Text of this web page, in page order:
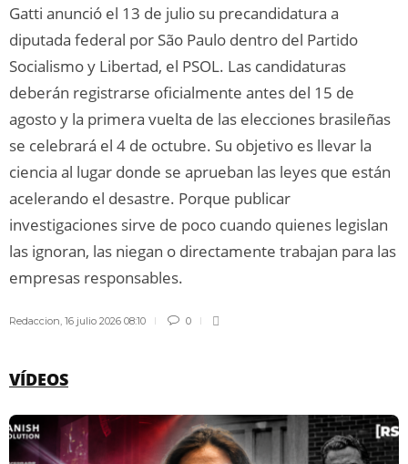
Gatti anunció el 13 de julio su precandidatura a
diputada federal por São Paulo dentro del Partido
Socialismo y Libertad, el PSOL. Las candidaturas
deberán registrarse oficialmente antes del 15 de
agosto y la primera vuelta de las elecciones brasileñas
se celebrará el 4 de octubre. Su objetivo es llevar la
ciencia al lugar donde se aprueban las leyes que están
acelerando el desastre. Porque publicar
investigaciones sirve de poco cuando quienes legislan
las ignoran, las niegan o directamente trabajan para las
empresas responsables.
Redaccion, 16 julio 2026 08:10 0
VÍDEOS